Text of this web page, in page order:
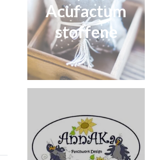
Acufactum
stoffene